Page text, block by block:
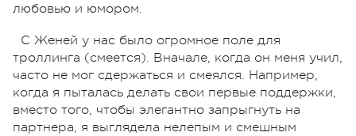
любовью и юмором.
С Женей у нас было огромное поле для
троллинга (смеется). Вначале, когда он меня учил,
часто не мог сдержаться и смеялся. Например,
когда я пыталась делать свои первые поддержки,
вместо того, чтобы элегантно запрыгнуть на
партнера, я выглядела нелепым и смешным